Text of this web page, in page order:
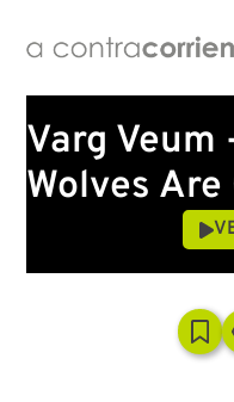
Varg
Wolves Are